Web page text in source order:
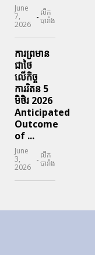
June
7,
2026
- លីក
បារាំង
ការព្រមាន
ជាថៃ
លើកិច្ច
ការរិតន 5
មិថិរ 2026
Anticipated
Outcome
of ...
June
3,
2026
- លីក
បារាំង